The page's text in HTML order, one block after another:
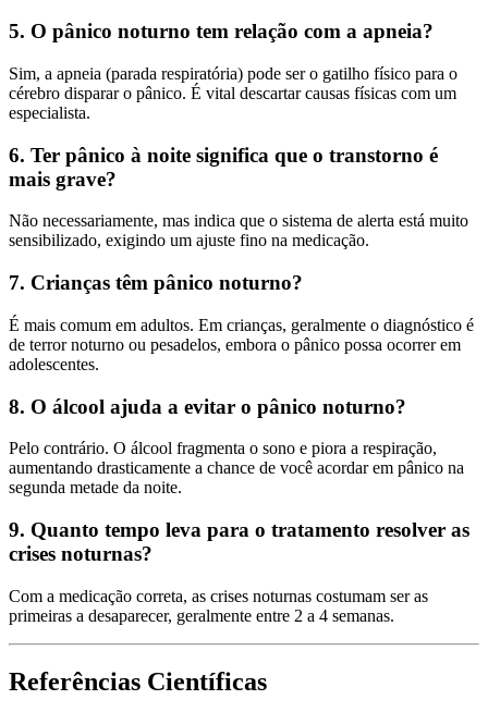
5. O pânico noturno tem relação com a apneia?
Sim, a apneia (parada respiratória) pode ser o gatilho físico para o
cérebro disparar o pânico. É vital descartar causas físicas com um
especialista.
6. Ter pânico à noite significa que o transtorno é
mais grave?
Não necessariamente, mas indica que o sistema de alerta está muito
sensibilizado, exigindo um ajuste fino na medicação.
7. Crianças têm pânico noturno?
É mais comum em adultos. Em crianças, geralmente o diagnóstico é
de terror noturno ou pesadelos, embora o pânico possa ocorrer em
adolescentes.
8. O álcool ajuda a evitar o pânico noturno?
Pelo contrário. O álcool fragmenta o sono e piora a respiração,
aumentando drasticamente a chance de você acordar em pânico na
segunda metade da noite.
9. Quanto tempo leva para o tratamento resolver as
crises noturnas?
Com a medicação correta, as crises noturnas costumam ser as
primeiras a desaparecer, geralmente entre 2 a 4 semanas.
Referências Científicas